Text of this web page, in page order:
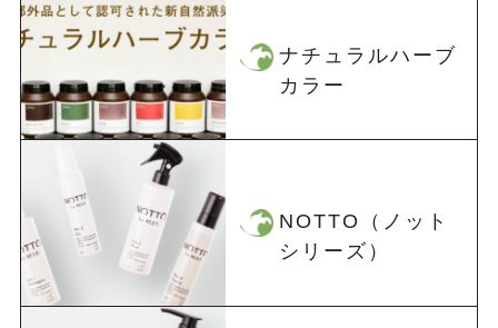
ナチュラルハーブ
カラー
NOTTO（ノット
シリーズ）